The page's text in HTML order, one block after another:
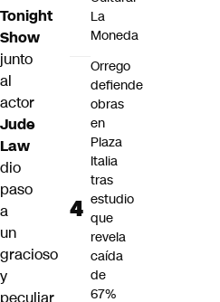
Tonight
Show
junto
al
actor
Jude
Law
dio
paso
a
un
gracioso
y
peculiar
La
Moneda
Orrego
defiende
obras
en
Plaza
Italia
tras
estudio
que
revela
caída
de
67%